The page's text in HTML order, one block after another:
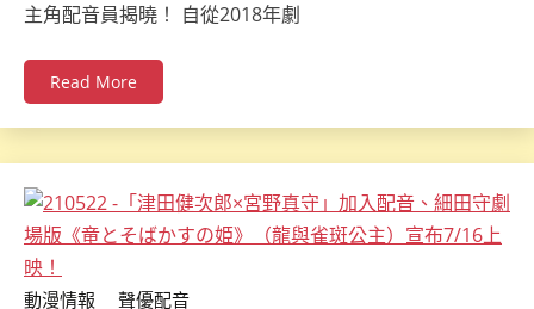
主角配音員揭曉！ 自從2018年劇
Read More
動漫情報 聲優配音